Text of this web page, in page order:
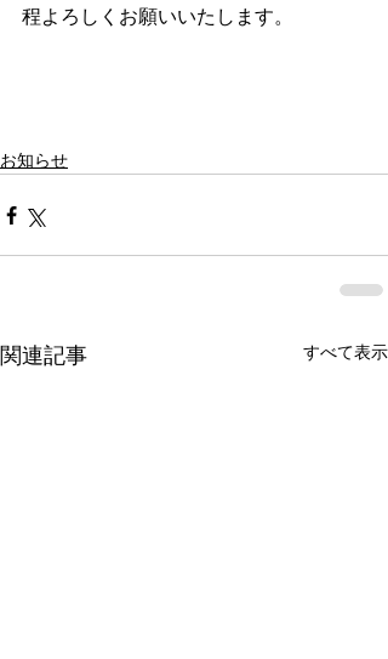
程よろしくお願いいたします。
お知らせ
関連記事 すべて表示